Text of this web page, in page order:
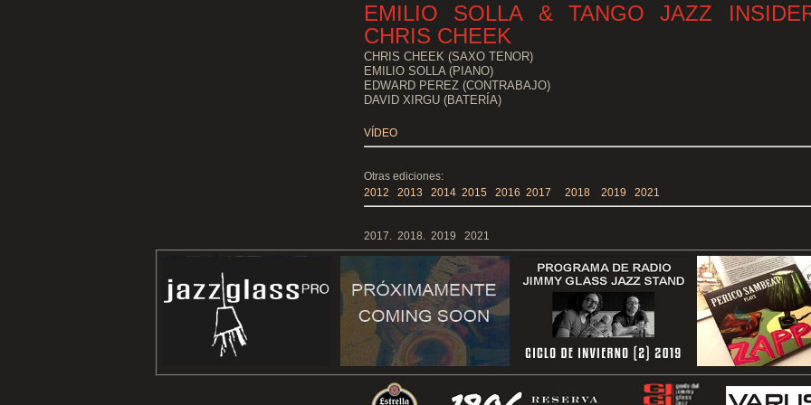
EMILIO SOLLA & TANGO JAZZ
CHRIS CHEEK
CHRIS CHEEK (SAXO TENOR)
EMILIO SOLLA (PIANO)
EDWARD PEREZ (CONTRABAJO)
DAVID XIRGU (BATERÍA)
VÍDEO
Otras ediciones:
2012
2013 2014 2015 2016 2017 2018 2019 2021
2017. 2018. 2019 2021